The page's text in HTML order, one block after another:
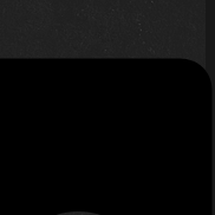
Pen &
Ein